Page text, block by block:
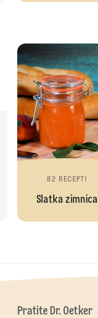
82 RECEPTI
Slatka zimnica
Pratite Dr. Oetker